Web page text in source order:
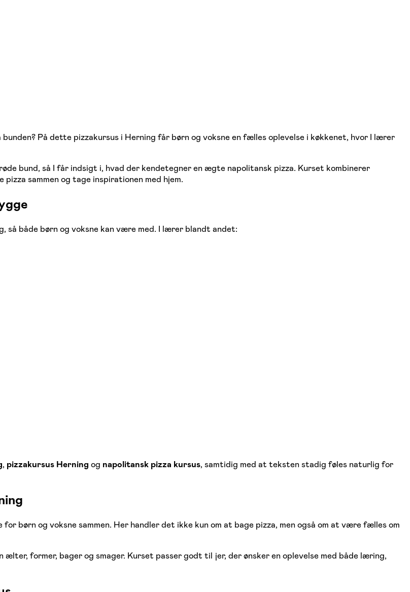
På dette pizzakursus i Herning får børn og voksne en fælles oplevelse i køkkenet, hvor I lærer
bund, så I får indsigt i, hvad der kendetegner en ægte napolitansk pizza. Kurset kombinerer
sammen og tage inspirationen med hjem.
så både børn og voksne kan være med. I lærer blandt andet:
, pizzakursus Herning og napolitansk pizza kursus, samtidig med at teksten stadig føles naturlig for
børn og voksne sammen. Her handler det ikke kun om at bage pizza, men også om at være fælles om
former, bager og smager. Kurset passer godt til jer, der ønsker en oplevelse med både læring,